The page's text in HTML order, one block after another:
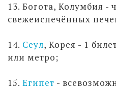
13. Богота, Колумбия -
свежеиспечённых
14. Сеул, Корея - 1
или метро;
15. Египет -